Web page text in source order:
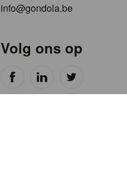
info@gondola.be
Volg ons op